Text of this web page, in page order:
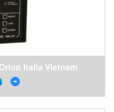
Italia Vietnam